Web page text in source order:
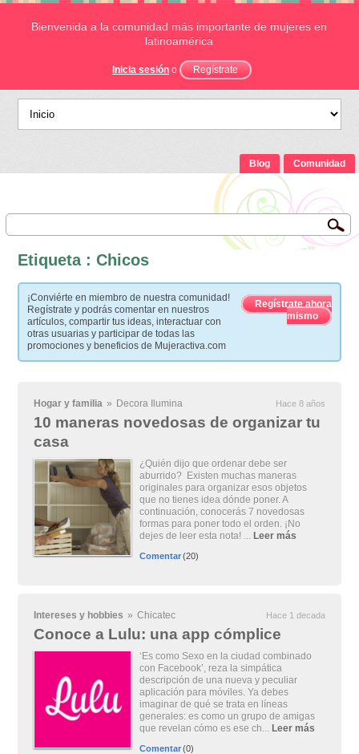
Bienvenida a la comunidad más importante de mujeres en
latinoamérica
Inicia sesión o Regístrate
Blog Comunidad
Etiqueta : Chicos
¡Conviérte en miembro de nuestra comunidad!
Regístrate y podrás comentar en nuestros
artículos, compartir tus ideas, interactuar con
otras usuarias y participar de todas las
promociones y beneficios de Mujeractiva.com
Regístrate ahora
mismo
Hogar y familia » Decora Ilumina Hace 8 años
10 maneras novedosas de organizar tu
casa
¿Quién dijo que ordenar debe ser
aburrido? Existen muchas maneras
originales para organizar esos objetos
que no tienes idea dónde poner. A
continuación, conocerás 7 novedosas
formas para poner todo el orden. ¡No
dejes de leer esta nota! ... Leer más
Comentar(20)
Intereses y hobbies » Chicatec Hace 1 decada
Conoce a Lulu: una app cómplice
‘Es como Sexo en la ciudad combinado
con Facebook’, reza la simpática
descripción de una nueva y peculiar
aplicación para móviles. Ya debes
imaginar de qué se trata en líneas
generales: es como un grupo de amigas
que revelan cómo es ese ch... Leer más
Comentar(0)